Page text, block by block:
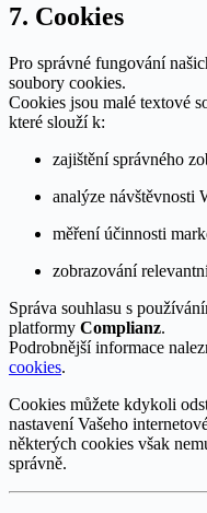
7. Cookies
Pro správné fungování
soubory cookies.
Cookies jsou malé textové
které slouží k:
zajištění správného
analýze návštěvnosti
měření účinnosti
zobrazování
Správa souhlasu s
platformy Complianz.
Podrobnější informace
cookies.
Cookies můžete kdykoli
nastavení Vašeho
některých cookies však
správně.